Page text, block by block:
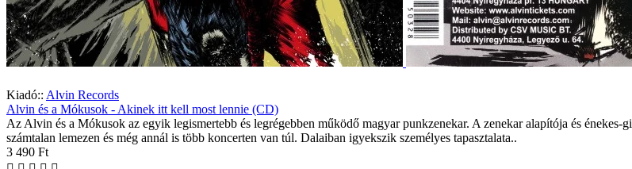
Kiadó:: Alvin Records
Alvin és a Mókusok - Akinek itt kell most lennie (CD)
Az Alvin és a Mókusok az egyik legismertebb és legrégebben működő magyar punkzenekar. A zenekar alapítója és
számtalan lemezen és még annál is több koncerten van túl. Dalaiban igyekszik személyes tapasztalata..
3 490 Ft